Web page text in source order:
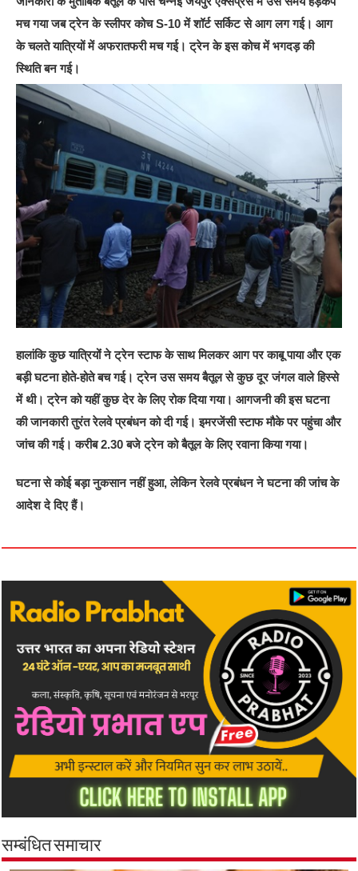
मच गया जब ट्रेन के स्लीपर कोच S-10 में शॉर्ट सर्किट से आग लग गई। आग
के चलते यात्रियों में अफरातफरी मच गई। ट्रेन के इस कोच में भगदड़ की
स्थिति बन गई।
हालांकि कुछ यात्रियोंं ने ट्रेन स्टाफ के साथ मिलकर आग पर काबू पाया और एक
बड़ी घटना होते-होते बच गई। ट्रेन उस समय बैतूल से कुछ दूर जंगल वाले हिस्से
में थी। ट्रेन को यहीं कुछ देर के लिए रोक दिया गया। आगजनी की इस घटना
की जानकारी तुरंत रेलवे प्रबंधन को दी गई। इमरजेंसी स्टाफ मौके पर पहुंचा और
जांच की गई। करीब 2.30 बजे ट्रेन को बैतूल के लिए रवाना किया गया।
घटना से कोई बड़ा नुकसान नहीं हुआ, लेकिन रेलवे प्रबंधन ने घटना की जांच के
आदेश दे दिए हैं।
सम्बंधित समाचार